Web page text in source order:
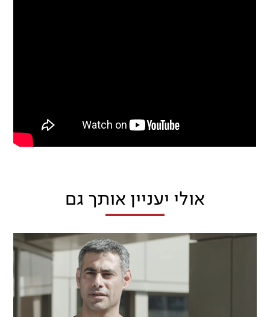
אולי יעניין אותך גם